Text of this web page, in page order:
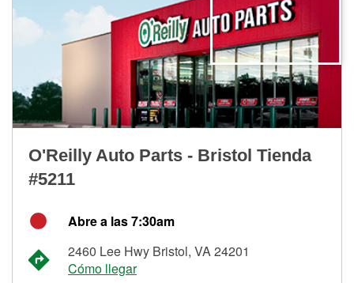
O'Reilly Auto Parts - Bristol Tienda
#5211
Abre a las 7:30am
2460 Lee Hwy Bristol, VA 24201
Cómo llegar